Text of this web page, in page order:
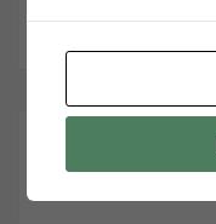
Youtube